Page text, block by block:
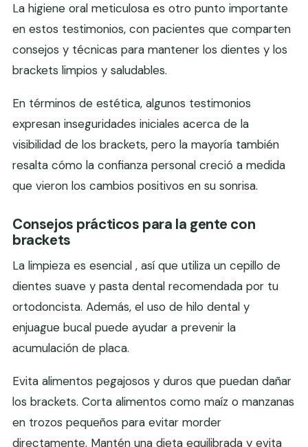
La higiene oral meticulosa es otro punto importante
en estos testimonios, con pacientes que comparten
consejos y técnicas para mantener los dientes y los
brackets limpios y saludables.
En términos de estética, algunos testimonios
expresan inseguridades iniciales acerca de la
visibilidad de los brackets, pero la mayoría también
resalta cómo la confianza personal creció a medida
que vieron los cambios positivos en su sonrisa.
Consejos prácticos para la gente con
brackets
La limpieza es esencial , así que utiliza un cepillo de
dientes suave y pasta dental recomendada por tu
ortodoncista. Además, el uso de hilo dental y
enjuague bucal puede ayudar a prevenir la
acumulación de placa.
Evita alimentos pegajosos y duros que puedan dañar
los brackets. Corta alimentos como maíz o manzanas
en trozos pequeños para evitar morder
directamente. Mantén una dieta equilibrada y evita